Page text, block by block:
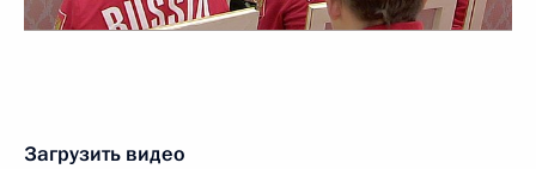
Загрузить видео